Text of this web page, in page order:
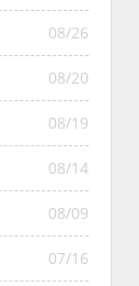
08/26
08/20
08/19
08/14
08/09
07/16